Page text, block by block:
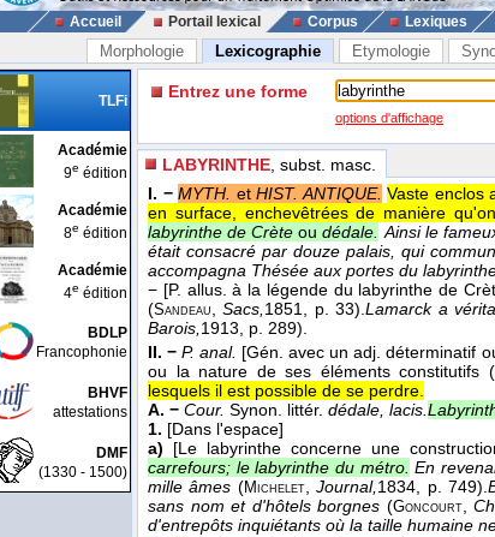
Accueil Portail lexical Corpus Lexiques
Morphologie Lexicographie Etymologie
TLFi
Académie
9e édition
Académie
8e édition
Académie
4e édition
BDLP
Francophonie
BHVF
attestations
DMF
(1330 - 1500)
Entrez une forme
options d'affichage
LABYRINTHE , subst. masc.
I. − MYTH. etHIST. ANTIQUE. Vaste enclos
en surface, enchevêtrées de manière
labyrinthe de Crèteoudédale. Ainsi le
était consacré par douze palais, qui
accompagna Thésée aux portes du
− [P. allus. à la légende du labyrinthe de
(Sandeau,Sacs,1851, p. 33).Lamarck a
Barois,1913, p. 289).
II. − P. anal. [Gén. avec un adj. déterminatif
ou la nature de ses éléments constitutifs
lesquels il est possible de se perdre.
A. − Cour. Synon. littér. dédale, lacis.
1. [Dans l'espace]
a)
[Le labyrinthe concerne une
carrefours; le labyrinthe du métro. En
mille âmes (Michelet,Journal,1834, p. 749).
sans nom et d'hôtels borgnes (Goncourt,
d'entrepôts inquiétants où la taille humaine